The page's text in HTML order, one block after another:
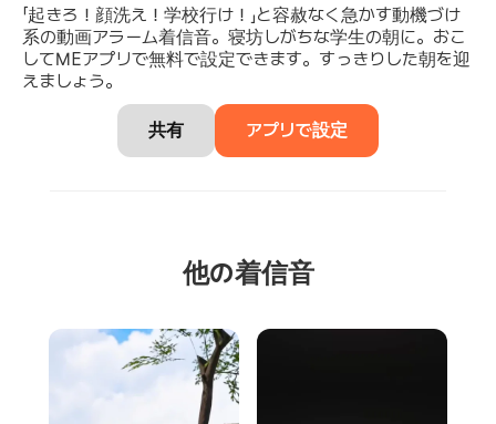
「起きろ！顔洗え！学校行け！」と容赦なく急かす動機づけ
系の動画アラーム着信音。寝坊しがちな学生の朝に。おこ
してMEアプリで無料で設定できます。すっきりした朝を迎
えましょう。
共有 アプリで設定
他の着信音